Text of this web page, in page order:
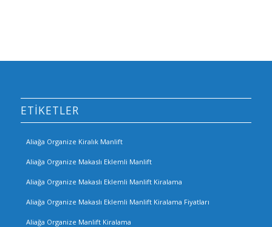
ETIKETLER
Aliağa Organize Kiralık Manlift
Aliağa Organize Makaslı Eklemli Manlift
Aliağa Organize Makaslı Eklemli Manlift Kiralama
Aliağa Organize Makaslı Eklemli Manlift Kiralama Fiyatları
Aliağa Organize Manlift Kiralama